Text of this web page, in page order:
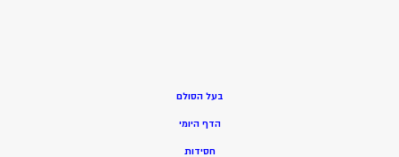
בעל הסולם
הדף היומי
חסידות